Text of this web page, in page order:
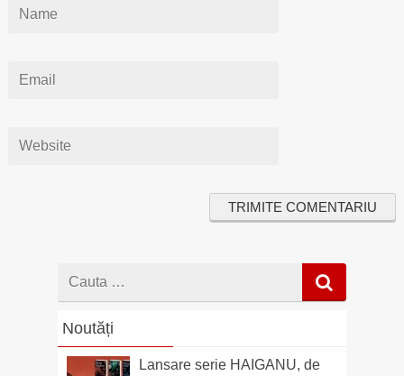
Cauta
Noutăți
Lansare serie HAIGANU, de